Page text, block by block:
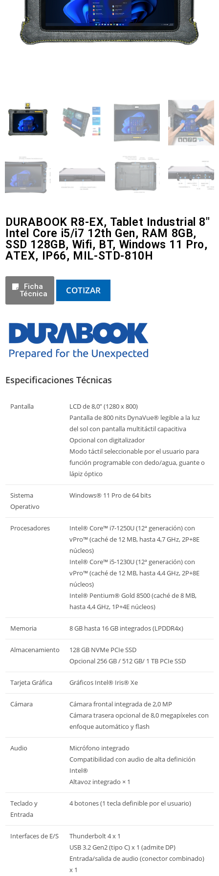
DURABOOK R8-EX, Tablet Industrial 8"
Intel Core i5/i7 12th Gen, RAM 8GB,
SSD 128GB, Wifi, BT, Windows 11 Pro,
ATEX, IP66, MIL-STD-810H
Ficha
Técnica
COTIZAR
Especificaciones Técnicas
Pantalla
LCD de 8,0” (1280 x 800)
Pantalla de 800 nits DynaVue® legible a la luz
del sol con pantalla multitáctil capacitiva
Opcional con digitalizador
Modo táctil seleccionable por el usuario para
función programable con dedo/agua, guante o
lápiz óptico
Sistema
Operativo
Windows® 11 Pro de 64 bits
Procesadores
Intel® Core™ i7-1250U (12ª generación) con
vPro™ (caché de 12 MB, hasta 4,7 GHz, 2P+8E
núcleos)
Intel® Core™ i5-1230U (12ª generación) con
vPro™ (caché de 12 MB, hasta 4,4 GHz, 2P+8E
núcleos)
Intel® Pentium® Gold 8500 (caché de 8 MB,
hasta 4,4 GHz, 1P+4E núcleos)
Memoria 8 GB hasta 16 GB integrados (LPDDR4x)
Almacenamiento
128 GB NVMe PCIe SSD
Opcional 256 GB / 512 GB/ 1 TB PCIe SSD
Tarjeta Gráfica Gráficos Intel® Iris® Xe
Cámara
Cámara frontal integrada de 2,0 MP
Cámara trasera opcional de 8,0 megapíxeles con
enfoque automático y flash
Audio
Micrófono integrado
Compatibilidad con audio de alta definición
Intel®
Altavoz integrado × 1
Teclado y
Entrada
4 botones (1 tecla definible por el usuario)
Interfaces de E/S
Thunderbolt 4 x 1
USB 3.2 Gen2 (tipo C) x 1 (admite DP)
Entrada/salida de audio (conector combinado)
x 1